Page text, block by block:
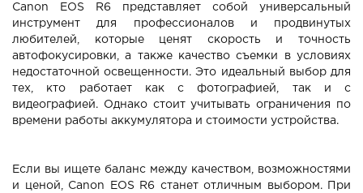
Canon EOS R6 представляет собой универсальный
инструмент для профессионалов и продвинутых
любителей, которые ценят скорость и точность
автофокусировки, а также качество съемки в условиях
недостаточной освещенности. Это идеальный выбор для
тех, кто работает как с фотографией, так и с
видеографией. Однако стоит учитывать ограничения по
времени работы аккумулятора и стоимости устройства.
Если вы ищете баланс между качеством, возможностями
и ценой, Canon EOS R6 станет отличным выбором. При